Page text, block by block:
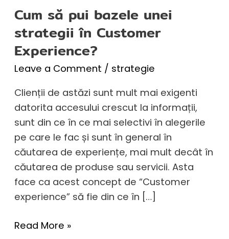
Cum să pui bazele unei
strategii în Customer
Experience?
Leave a Comment / strategie
Clienții de astăzi sunt mult mai exigenti
datorita accesului crescut la informații,
sunt din ce în ce mai selectivi în alegerile
pe care le fac și sunt în general în
căutarea de experiențe, mai mult decât în
căutarea de produse sau servicii. Asta
face ca acest concept de “Customer
experience” să fie din ce în […]
Read More »